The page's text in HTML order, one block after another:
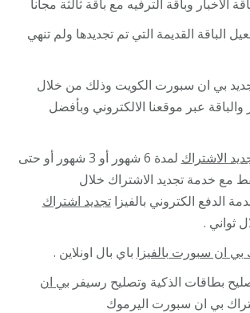
الأخبار وباقة الترفيه مع باقة ثالثة مجانا
الباقة القديمة التي تم تجديدها ولم تنهي
بي ان سبورت الكويت وذلك من خلال
عبر موقعنا الالكتروني وبأفضل
الاشتراك
لمدة 6 شهور أو 3 شهور أو حتى
مع خدمة تجديد الاشتراك خلال
الدفع الكتروني بالفيزاتجديد اشتراك
ثواني .
بي ان سبورت بالفيزا باي بال اونلاين .
بطاقات الذكية وتصليح رسيفر بي ان
بي ان سبورت اليرموك